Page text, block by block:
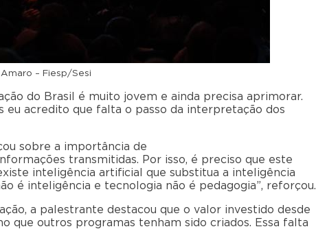
– Fiesp/Sesi
do Brasil é muito jovem e ainda precisa aprimorar.
eu acredito que falta o passo da interpretação dos
sobre a importância de
transmitidas. Por isso, é preciso que este
inteligência artificial que substitua a inteligência
é inteligência e tecnologia não é pedagogia”, reforçou.
a palestrante destacou que o valor investido desde
que outros programas tenham sido criados. Essa falta